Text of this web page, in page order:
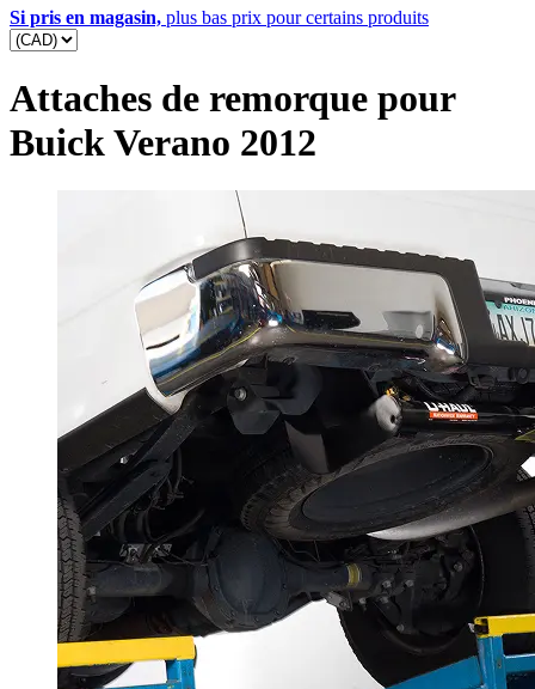
Si pris en magasin, plus bas prix pour certains produits
Attaches de remorque pour
Buick Verano 2012